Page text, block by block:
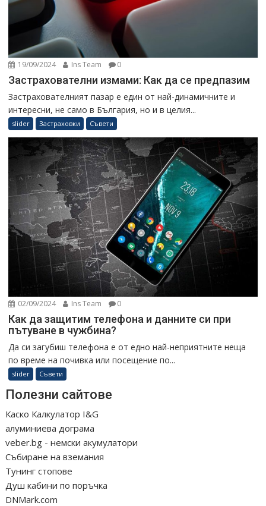
19/09/2024 Ins Team 0
Застрахователни измами: Как да се предпазим
Застрахователният пазар е един от най-динамичните и
интересни, не само в България, но и в целия...
slider Застраховки Съвети
02/09/2024 Ins Team 0
Как да защитим телефона и данните си при
пътуване в чужбина?
Да си загубиш телефона е от едно най-неприятните неща
по време на почивка или посещение по...
slider Съвети
Полезни сайтове
Каско Калкулатор I&G
алуминиева дограма
veber.bg - немски акумулатори
Събиране на вземания
Тунинг стопове
Душ кабини по поръчка
DNMark.com